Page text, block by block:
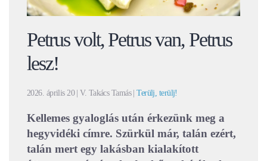
Petrus volt, Petrus van, Petrus
lesz!
2026. április 20| V. Takács Tamás |Terülj, terülj!
Kellemes gyaloglás után érkezünk meg a
hegyvidéki címre. Szürkül már, talán ezért,
talán mert egy lakásban kialakított